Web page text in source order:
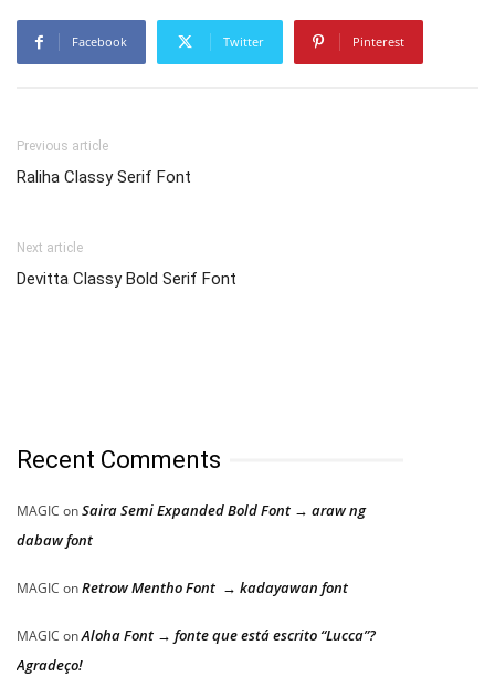
Facebook Twitter Pinterest
Previous article
Raliha Classy Serif Font
Next article
Devitta Classy Bold Serif Font
Recent Comments
MAGIC onSaira Semi Expanded Bold Font → araw ng
dabaw font
MAGIC onRetrow Mentho Font → kadayawan font
MAGIC onAloha Font → fonte que está escrito “Lucca”?
Agradeço!